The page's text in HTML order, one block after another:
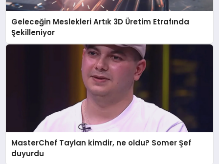
Geleceğin Meslekleri Artık 3D Üretim Etrafında
Şekilleniyor
MasterChef Taylan kimdir, ne oldu? Somer Şef
duyurdu